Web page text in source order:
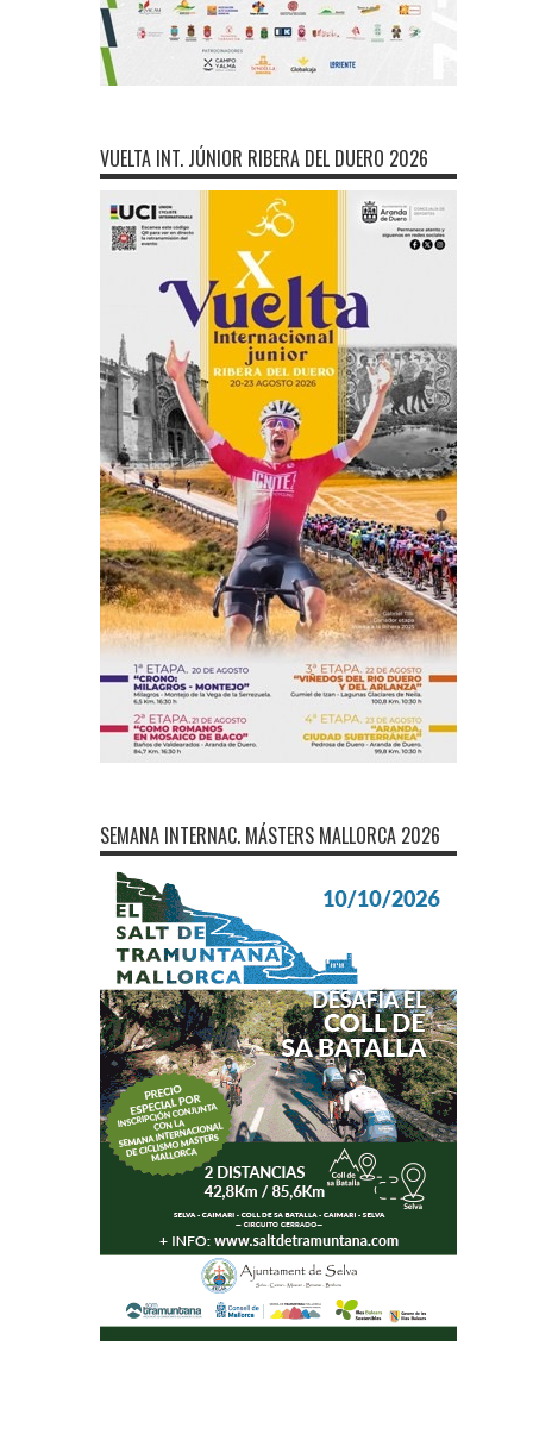
VUELTA INT. JÚNIOR RIBERA DEL DUERO 2026
SEMANA INTERNAC. MÁSTERS MALLORCA 2026